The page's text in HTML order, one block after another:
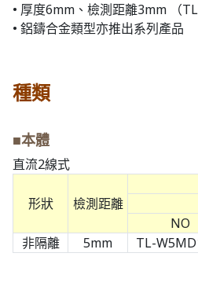
• 厚度6mm、檢測距離3mm （
• 鋁鑄合金類型亦推出系列產品
種類
■本體
直流2線式
形狀 檢測距離
NO
非隔離
5mm TL-